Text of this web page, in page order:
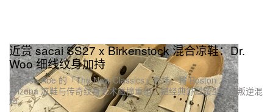
近赏 sacai SS27 x Birkenstock 混合凉鞋：Dr.
Woo 细线纹身加持
Chitose Abe 的「The New Classics」秀场，将 Boston 木屐、
Arizona 凉鞋与传奇纹身艺术碰撞重组，把经典舒适履型玩成叛逆混
种。